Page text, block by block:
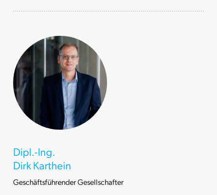
Dipl.-Ing.
Dirk Karthein
Geschäftsführender Gesellschafter